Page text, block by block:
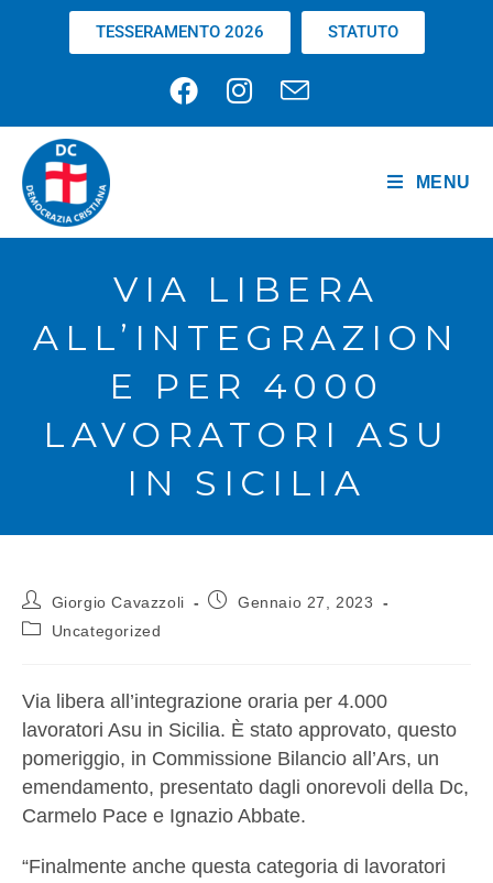
TESSERAMENTO 2026 STATUTO
MENU
VIA LIBERA
ALL’INTEGRAZION
E PER 4000
LAVORATORI ASU
IN SICILIA
Giorgio Cavazzoli
Gennaio 27, 2023
Uncategorized
Via libera all’integrazione oraria per 4.000
lavoratori Asu in Sicilia. È stato approvato, questo
pomeriggio, in Commissione Bilancio all’Ars, un
emendamento, presentato dagli onorevoli della Dc,
Carmelo Pace e Ignazio Abbate.
“Finalmente anche questa categoria di lavoratori